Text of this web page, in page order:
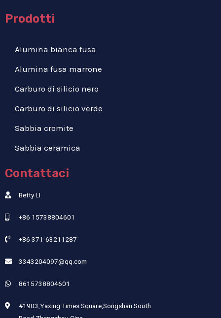
Prodotti
Alumina bianca fusa
Alumina fusa marrone
Carburo di silicio nero
Carburo di silicio verde
Sabbia cromite
Sabbia ceramica
Contattaci
Betty LI
+86 15738804601
+86 371-63211287
3343204097@qq.com
8615738804601
#1903,Yaxing Times Square,Songshan South